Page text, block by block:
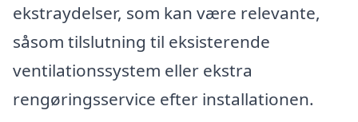
ekstraydelser, som kan være relevante,
såsom tilslutning til eksisterende
ventilationssystem eller ekstra
rengøringsservice efter installationen.